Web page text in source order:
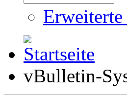
Erweiterte
vBulletin-